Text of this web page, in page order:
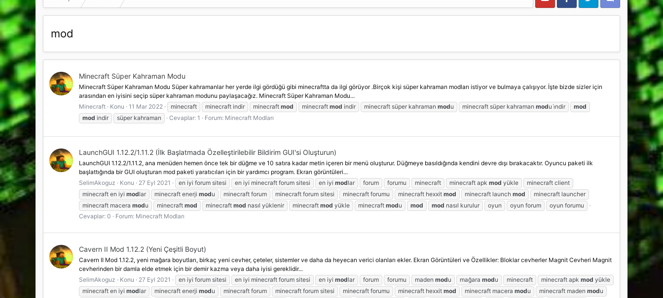
mod
Minecraft Süper Kahraman Modu
Minecraft Süper Kahraman Modu Süper kahramanlar her yerde ilgi gördüğü gibi minecraftta da ilgi görüyor .Birçok kişi süper kahraman modları istiyor ve bulmaya çalışıyor. İşte bizde sizler için
arasından en iyisini seçip süper kahraman modunu paylaşacağız. Minecraft Süper Kahraman Modu...
Minecraft
Konu 11 Mar 2022 minecraft minecraft indir minecraft mod minecraft mod indir minecraft süper kahraman modu minecraft süper kahraman modu i̇ndir
mod
mod indir süper kahraman Cevaplar: 1 Forum: Minecraft Modları
LaunchGUI 1.12.2/1.11.2 (İlk Başlatmada Özelleştirilebilir Bildirim GUI'si Oluşturun)
LaunchGUI 1.12.2/1.11.2, ana menüden hemen önce tek bir düğme ve 10 satıra kadar metin içeren bir menü oluşturur. Düğmeye basıldığında kendini devre dışı bırakacaktır. Oyuncu paketi ilk
başlattığında bir GUI oluşturan mod paketi yaratıcıları için bir yardımcı program. Ekran görüntüleri...
SelimAkoguz
Konu 27 Eyl 2021 en iyi forum sitesi en iyi minecraft forum sitesi en iyi modlar forum forumu minecraft minecraft apk mod yükle
minecraft client
minecraft en iyi modlar minecraft enerji modu minecraft forum minecraft forum sitesi minecraft forumu minecraft hexxit mod minecraft launch mod
minecraft launcher
minecraft macera modu minecraft mod minecraft mod nasıl yüklenir minecraft mod yükle minecraft modu mod mod nasıl kurulur oyun oyun forum
oyun forumu
Cevaplar: 0
Forum: Minecraft Modları
Cavern II Mod 1.12.2 (Yeni Çeşitli Boyut)
Cavern II Mod 1.12.2, yeni mağara boyutları, birkaç yeni cevher, çeteler, sistemler ve daha da heyecan verici olanları ekler. Ekran Görüntüleri ve Özellikler: Bloklar cevherler Magnit Cevheri Magnit
cevherinden bir damla elde etmek için bir demir kazma veya daha iyisi gereklidir...
SelimAkoguz
Konu 27 Eyl 2021 en iyi forum sitesi en iyi minecraft forum sitesi en iyi modlar forum forumu maden modu mağara modu minecraft minecraft apk mod yükle
minecraft en iyi modlar minecraft enerji modu minecraft forum minecraft forum sitesi minecraft forumu minecraft hexxit mod minecraft macera modu minecraft maden modu